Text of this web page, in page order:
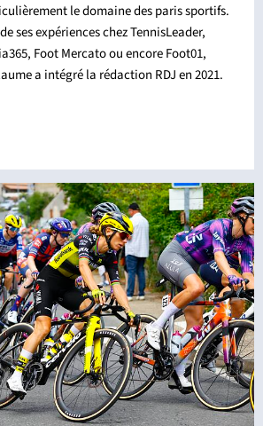
le domaine des paris sportifs.
ses expériences chez TennisLeader,
Foot Mercato ou encore Foot01,
a intégré la rédaction RDJ en 2021.